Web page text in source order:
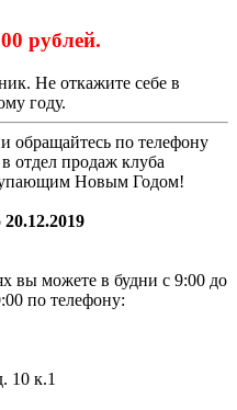
рублей.
Не откажите себе в
году.
обращайтесь по телефону
отдел продаж клуба
Новым Годом!
20.12.2019
вы можете в будни с 9:00 до
по телефону:
10 к.1